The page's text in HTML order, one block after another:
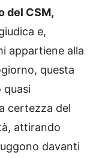
del CSM,
e,
appartiene alla
questa
quasi
certezza del
attirando
davanti